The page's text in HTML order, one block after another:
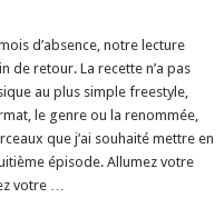
d’absence, notre lecture
de retour. La recette n’a pas
au plus simple freestyle,
le genre ou la renommée,
que j’ai souhaité mettre en
épisode. Allumez votre
votre …